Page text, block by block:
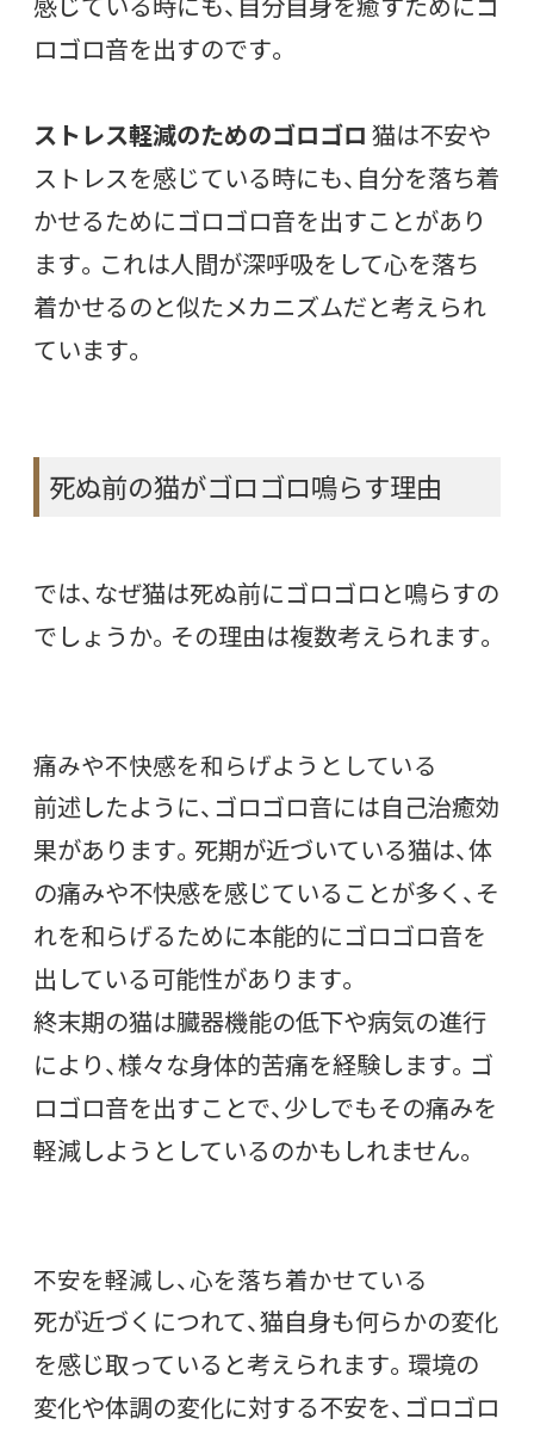
ロゴロ音を出すのです。
ストレス軽減のためのゴロゴロ 猫は不安や
ストレスを感じている時にも、自分を落ち着
かせるためにゴロゴロ音を出すことがあり
ます。これは人間が深呼吸をして心を落ち
着かせるのと似たメカニズムだと考えられ
ています。
死ぬ前の猫がゴロゴロ鳴らす理由
では、なぜ猫は死ぬ前にゴロゴロと鳴らすの
でしょうか。その理由は複数考えられます。
痛みや不快感を和らげようとしている
前述したように、ゴロゴロ音には自己治癒効
果があります。死期が近づいている猫は、体
の痛みや不快感を感じていることが多く、そ
れを和らげるために本能的にゴロゴロ音を
出している可能性があります。
終末期の猫は臓器機能の低下や病気の進行
により、様々な身体的苦痛を経験します。ゴ
ロゴロ音を出すことで、少しでもその痛みを
軽減しようとしているのかもしれません。
不安を軽減し、心を落ち着かせている
死が近づくにつれて、猫自身も何らかの変化
を感じ取っていると考えられます。環境の
変化や体調の変化に対する不安を、ゴロゴロ